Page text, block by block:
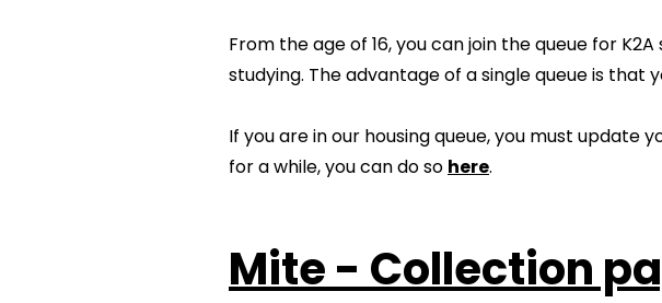
Mite - Collection
From the age of 16, you can join the queue for
studying. The advantage of a single queue is
If you are in our housing queue, you must update
for a while, you can do so here.